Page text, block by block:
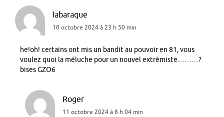
labaraque
10 octobre 2024 à 23 h 50 min
he!oh! certains ont mis un bandit au pouvoir en 81, vous
voulez quoi la méluche pour un nouvel extrémiste………?
bises GZO6
Roger
11 octobre 2024 à 8 h 04 min